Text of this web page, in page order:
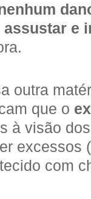
assustar e
outra
que o
à visão
excessos
com